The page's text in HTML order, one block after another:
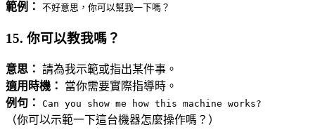
範例：
不好意思，你可以幫我一下嗎？
15. 你可以教我嗎？
意思： 請為我示範或指出某件事。
適用時機：
當你需要實際指導時。
例句：
Can you show me how this machine works?
（你可以示範一下這台機器怎麼操作嗎？）